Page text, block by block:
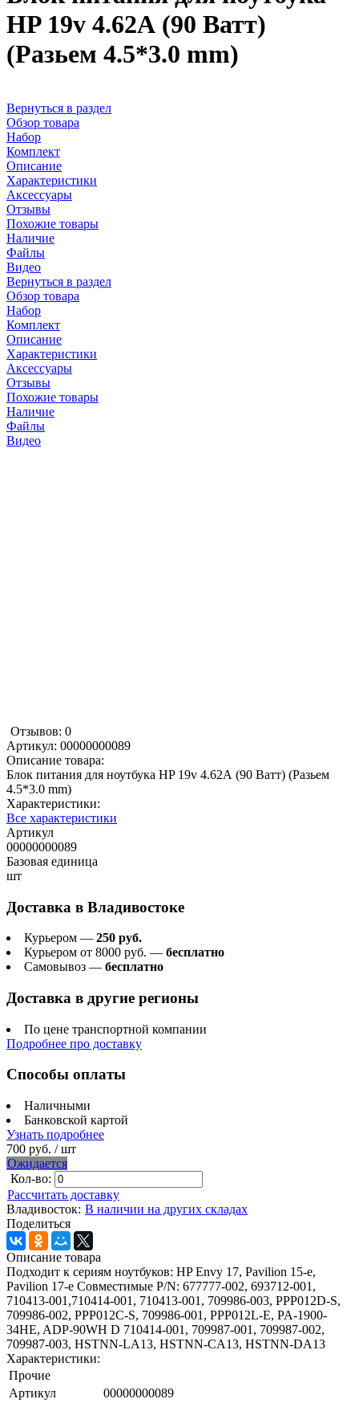
HP 19v 4.62А (90 Ватт)
(Разьем 4.5*3.0 mm)
Вернуться в раздел
Обзор товара
Набор
Комплект
Описание
Характеристики
Аксессуары
Отзывы
Похожие товары
Наличие
Файлы
Видео
Вернуться в раздел
Обзор товара
Набор
Комплект
Описание
Характеристики
Аксессуары
Отзывы
Похожие товары
Наличие
Файлы
Видео
Отзывов: 0
Артикул: 00000000089
Описание товара:
Блок питания для ноутбука HP 19v 4.62А (90 Ватт) (Разьем
4.5*3.0 mm)
Характеристики:
Все характеристики
Артикул
00000000089
Базовая единица
шт
Доставка в Владивостоке
Курьером — 250 руб.
Курьером от 8000 руб. — бесплатно
Самовывоз — бесплатно
Доставка в другие регионы
По цене транспортной компании
Подробнее про доставку
Способы оплаты
Наличными
Банковской картой
Узнать подробнее
700 руб. / шт
Ожидается
Кол-во:
Рассчитать доставку
Владивосток: В наличии на других складах
Поделиться
Описание товара
Подходит к сериям ноутбуков: HP Envy 17, Pavilion 15-e,
Pavilion 17-e Совместимые P/N: 677777-002, 693712-001,
710413-001,710414-001, 710413-001, 709986-003, PPP012D-S,
709986-002, PPP012C-S, 709986-001, PPP012L-E, PA-1900-
34HE, ADP-90WH D 710414-001, 709987-001, 709987-002,
709987-003, HSTNN-LA13, HSTNN-CA13, HSTNN-DA13
Характеристики:
Прочие
Артикул
00000000089